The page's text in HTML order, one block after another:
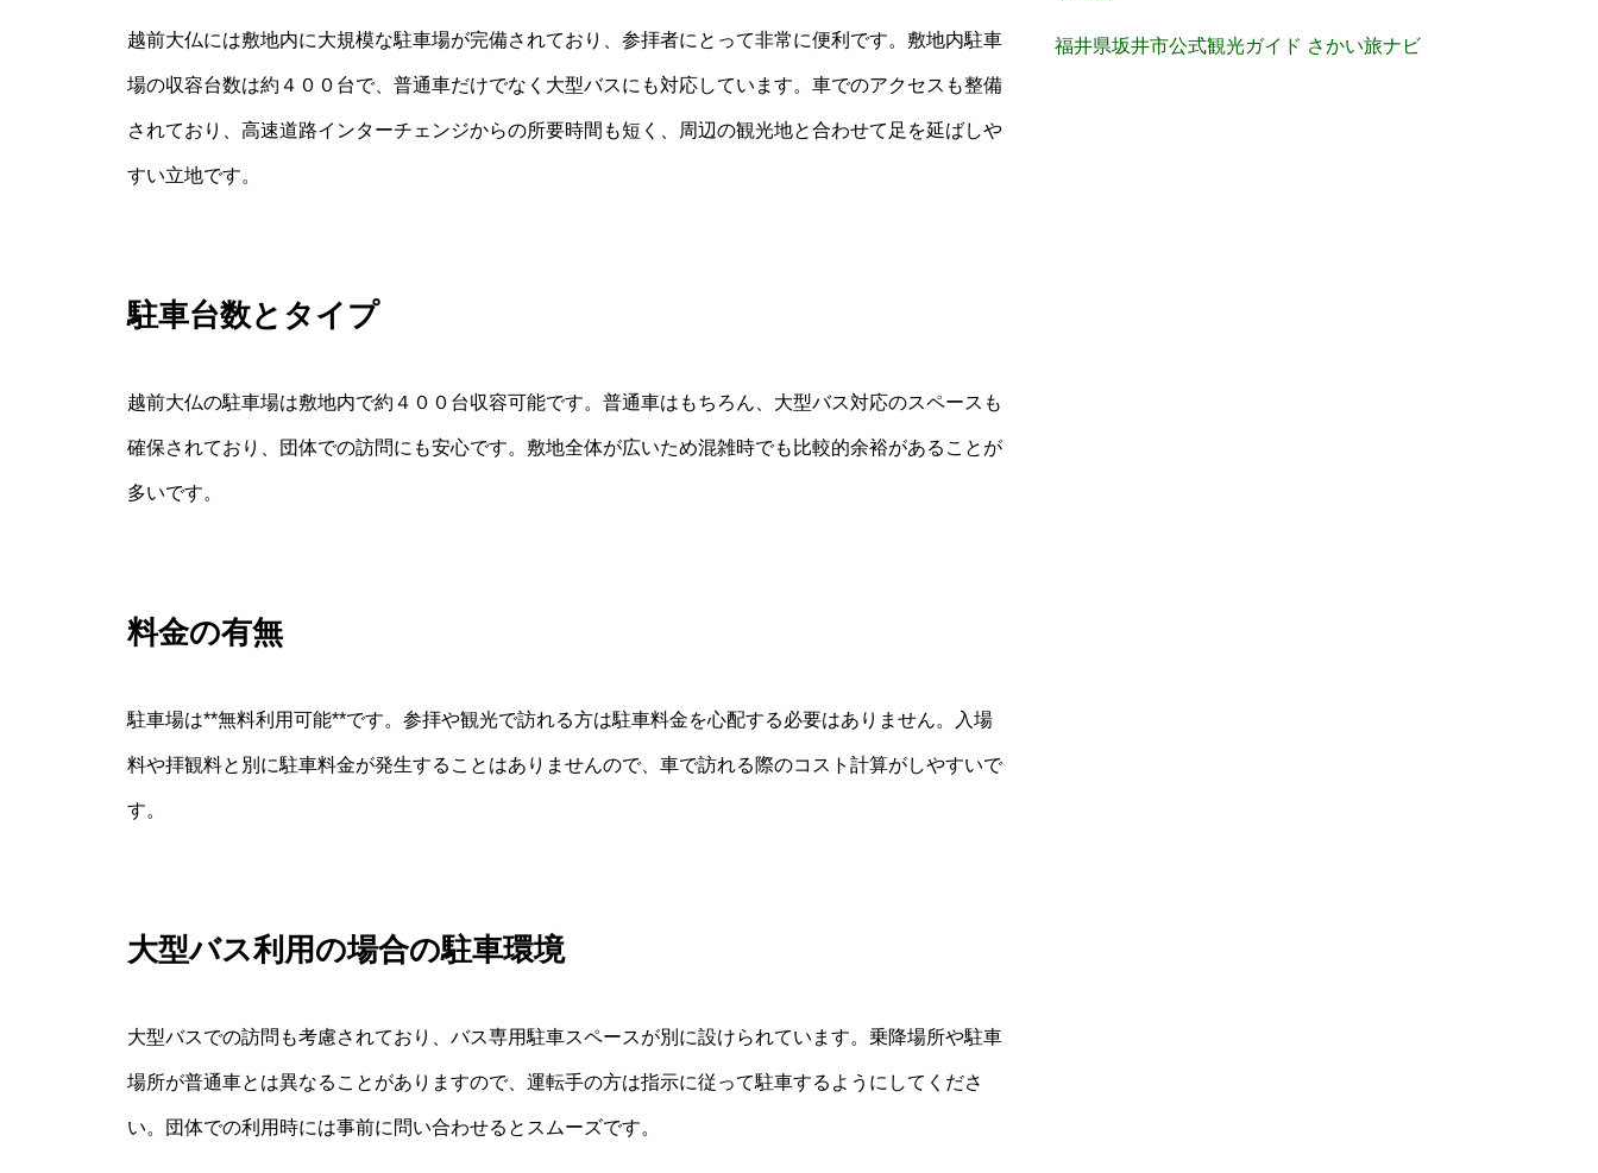
越前大仏には敷地内に大規模な駐車場が完備されており、参拝者にとって非常に便利です。敷地内駐車
場の収容台数は約４００台で、普通車だけでなく大型バスにも対応しています。車でのアクセスも整備
されており、高速道路インターチェンジからの所要時間も短く、周辺の観光地と合わせて足を延ばしや
すい立地です。
駐車台数とタイプ
越前大仏の駐車場は敷地内で約４００台収容可能です。普通車はもちろん、大型バス対応のスペースも
確保されており、団体での訪問にも安心です。敷地全体が広いため混雑時でも比較的余裕があることが
多いです。
料金の有無
駐車場は**無料利用可能**です。参拝や観光で訪れる方は駐車料金を心配する必要はありません。入場
料や拝観料と別に駐車料金が発生することはありませんので、車で訪れる際のコスト計算がしやすいで
す。
大型バス利用の場合の駐車環境
大型バスでの訪問も考慮されており、バス専用駐車スペースが別に設けられています。乗降場所や駐車
場所が普通車とは異なることがありますので、運転手の方は指示に従って駐車するようにしてくださ
い。団体での利用時には事前に問い合わせるとスムーズです。
福井県坂井市公式観光ガイド さかい旅ナビ